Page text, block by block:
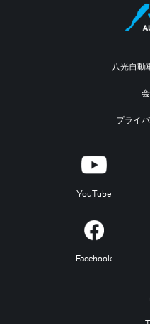
八光自動
プライ
YouTube
Facebook